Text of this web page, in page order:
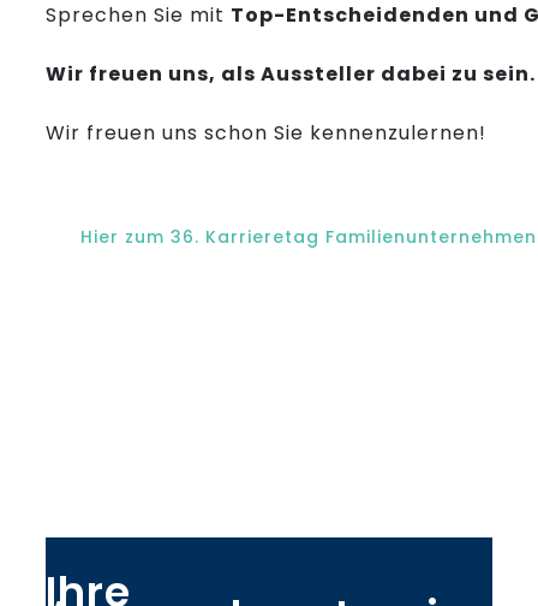
Sprechen Sie mit Top-Entscheidenden und
Wir freuen uns, als Aussteller dabei zu
Wir freuen uns schon Sie kennenzulernen!
Hier zum 36. Karrieretag
Ihre